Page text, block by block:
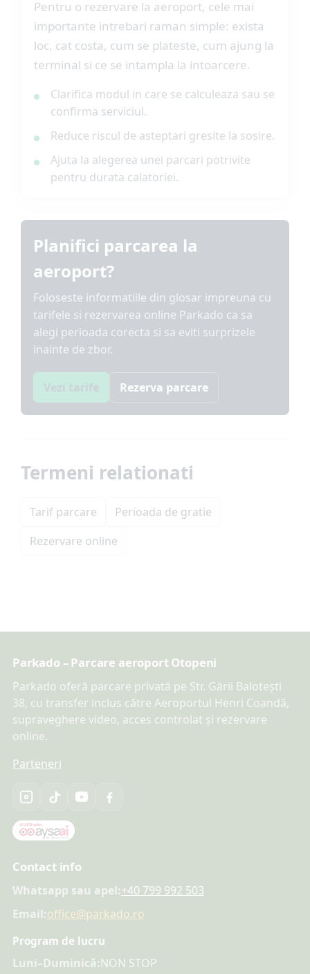
Pentru o rezervare la aeroport, cele mai
importante intrebari raman simple: exista
loc, cat costa, cum se plateste, cum ajung la
terminal si ce se intampla la intoarcere.
Clarifica modul in care se calculeaza sau se
confirma serviciul.
Reduce riscul de asteptari gresite la sosire.
Ajuta la alegerea unei parcari potrivite
pentru durata calatoriei.
Planifici parcarea la
aeroport?
Foloseste informatiile din glosar impreuna cu
tarifele si rezervarea online Parkado ca sa
alegi perioada corecta si sa eviti surprizele
inainte de zbor.
Vezi tarife Rezerva parcare
Termeni relationati
Tarif parcare
Perioada de gratie
Rezervare online
Parkado – Parcare aeroport Otopeni
Parkado oferă parcare privată pe Str. Gării Balotești
38, cu transfer inclus către Aeroportul Henri Coandă,
supraveghere video, acces controlat și rezervare
online.
Parteneri
Contact info
Whatsapp sau apel:+40 799 992 503
Email:office@parkado.ro
Program de lucru
Luni–Duminică:NON STOP